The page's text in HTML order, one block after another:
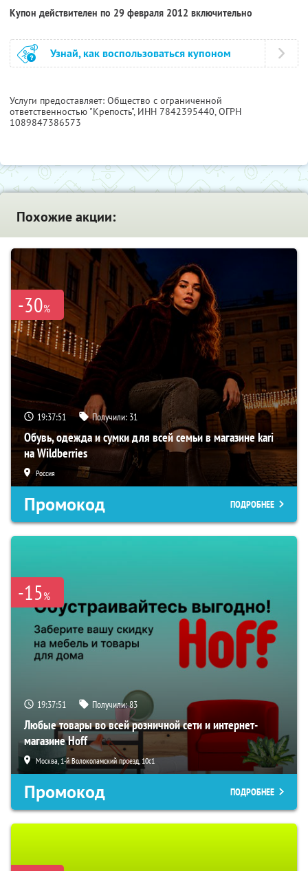
Купон действителен по 29 февраля 2012 включительно
Узнай, как воспользоваться купоном
Услуги предоставляет: Общество с ограниченной
ответственностью "Крепость", ИНН 7842395440, ОГРН
1089847386573
Похожие акции:
-30%
19:37:50 Получили: 31
Обувь, одежда и сумки для всей семьи в магазине kari
на Wildberries
Россия
Промокод ПОДРОБНЕЕ
-15%
19:37:50 Получили:83
Любые товары во всей розничной сети и интернет-
магазине Hoff
Москва, 1-й Волоколамский проезд, 10с1
Промокод ПОДРОБНЕЕ